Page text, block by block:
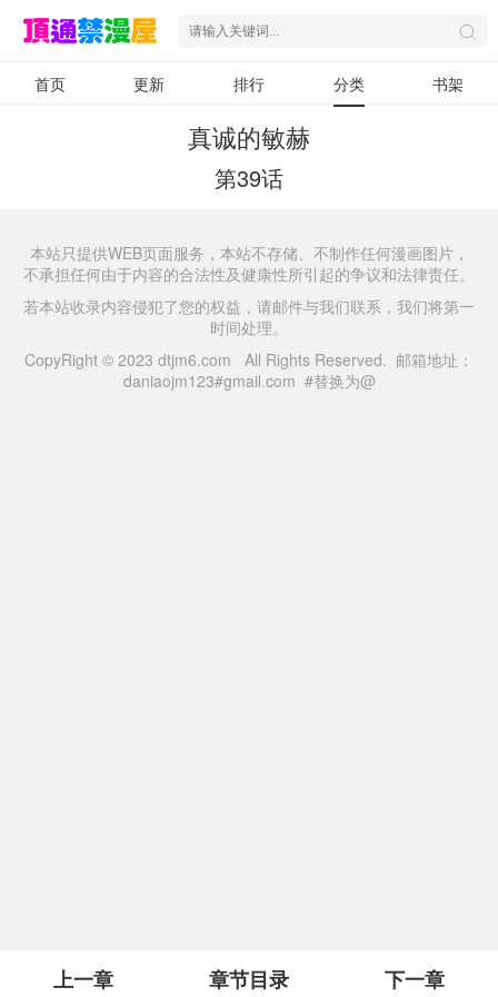
首页 更新 排行 分类 书架
真诚的敏赫
第39话
上一章 章节目录 下一章
本站只提供WEB页面服务，本站不存储、不制作任何漫画图片，
不承担任何由于内容的合法性及健康性所引起的争议和法律责任。
若本站收录内容侵犯了您的权益，请邮件与我们联系，我们将第一
时间处理。
CopyRight © 2023 dtjm6.com All Rights Reserved. 邮箱地址：
daniaojm123#gmail.com #替换为@